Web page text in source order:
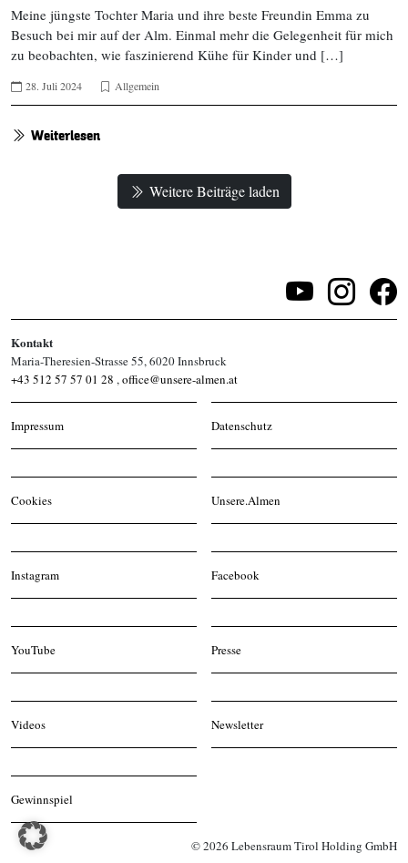
Meine jüngste Tochter Maria und ihre beste Freundin Emma zu
Besuch bei mir auf der Alm. Einmal mehr die Gelegenheit für mich
zu beobachten, wie faszinierend Kühe für Kinder und […]
28. Juli 2024 Allgemein
Weiterlesen
Weitere Beiträge laden
Kontakt
Maria-Theresien-Strasse 55, 6020 Innsbruck
+43 512 57 57 01 28 ,office@unsere-almen.at
Impressum Datenschutz
Cookies Unsere.Almen
Instagram Facebook
YouTube Presse
Videos Newsletter
Gewinnspiel
© 2026 Lebensraum Tirol Holding GmbH